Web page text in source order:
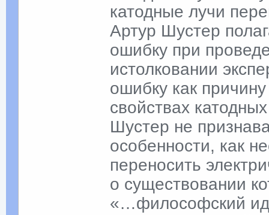
катодные лучи
Артур Шустер
ошибку при
истолковании
ошибку как
свойствах
Шустер не
особенности, как
переносить
о существовании
«…философский